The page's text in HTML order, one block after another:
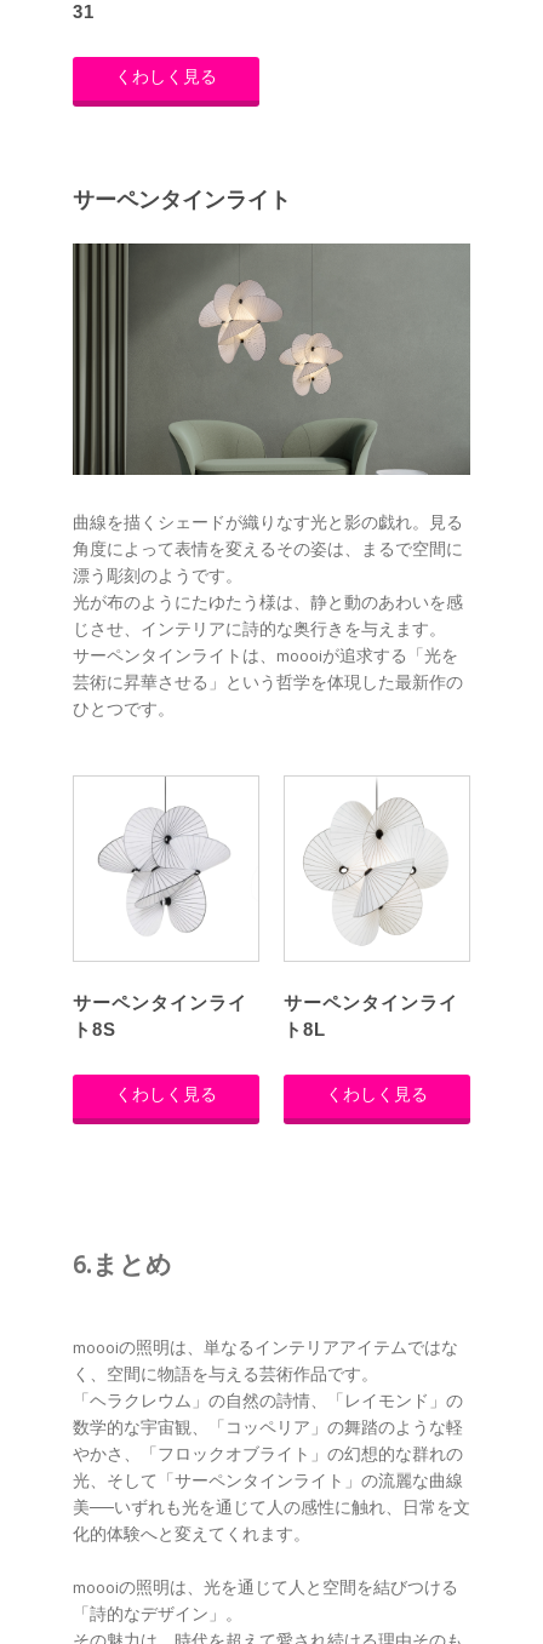
31
くわしく見る
サーペンタインライト
曲線を描くシェードが織りなす光と影の戯れ。見る
角度によって表情を変えるその姿は、まるで空間に
漂う彫刻のようです。
光が布のようにたゆたう様は、静と動のあわいを感
じさせ、インテリアに詩的な奥行きを与えます。
サーペンタインライトは、moooiが追求する「光を
芸術に昇華させる」という哲学を体現した最新作の
ひとつです。
サーペンタインライ
ト8S
くわしく見る
サーペンタインライ
ト8L
くわしく見る
6.まとめ
moooiの照明は、単なるインテリアアイテムではな
く、空間に物語を与える芸術作品です。
「ヘラクレウム」の自然の詩情、「レイモンド」の
数学的な宇宙観、「コッペリア」の舞踏のような軽
やかさ、「フロックオブライト」の幻想的な群れの
光、そして「サーペンタインライト」の流麗な曲線
美──いずれも光を通じて人の感性に触れ、日常を文
化的体験へと変えてくれます。
moooiの照明は、光を通じて人と空間を結びつける
「詩的なデザイン」。